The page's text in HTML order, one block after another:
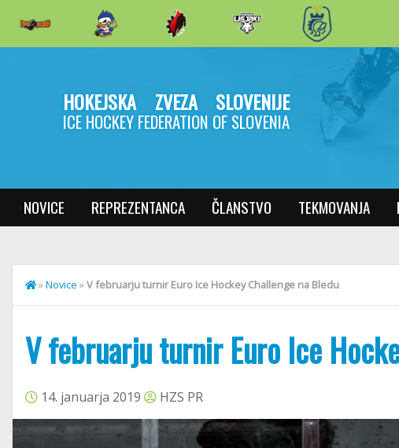
HOKEJSKA ZVEZA SLOVENIJE
ICE HOCKEY FEDERATION OF SLOVENIA
NOVICE REPREZENTANCA ČLANSTVO TEKMOVANJA
»Novice »V februarju turnir Euro Ice Hockey Challenge na Bledu
V februarju turnir Euro Ice
14. januarja 2019 HZS PR